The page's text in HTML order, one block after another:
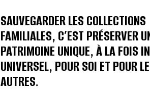
SAUVEGARDER LES COLLECTIONS
FAMILIALES, C’EST PRÉSERVER
PATRIMOINE UNIQUE, À LA FOIS
UNIVERSEL, POUR SOI ET POUR
AUTRES.